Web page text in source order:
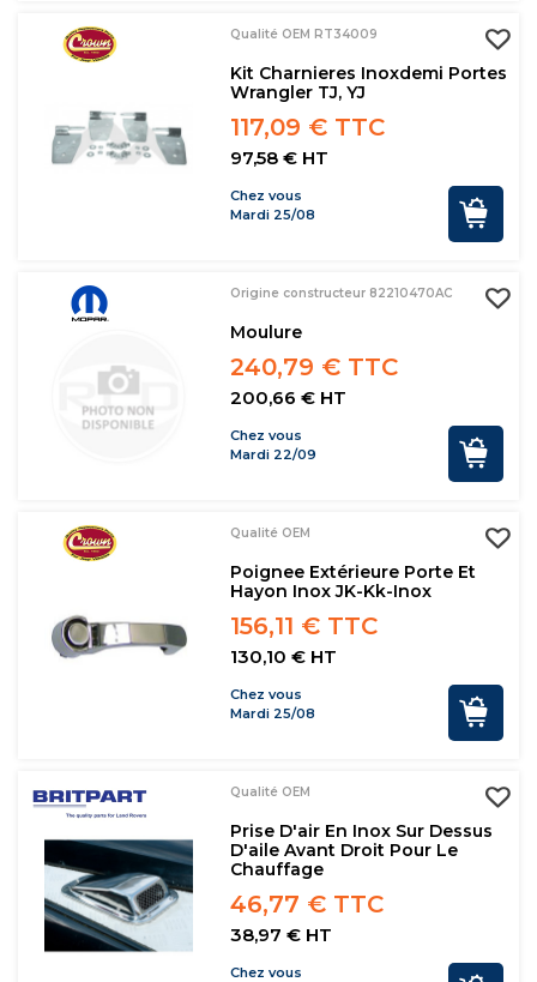
Qualité OEM RT34009
Kit Charnieres Inoxdemi Portes
Wrangler TJ, YJ
117,09 € TTC
97,58 € HT
Chez vous
Mardi 25/08
Origine constructeur 82210470AC
Moulure
240,79 € TTC
200,66 € HT
Chez vous
Mardi 22/09
Qualité OEM
Poignee Extérieure Porte Et
Hayon Inox JK-Kk-Inox
156,11 € TTC
130,10 € HT
Chez vous
Mardi 25/08
Qualité OEM
Prise D'air En Inox Sur Dessus
D'aile Avant Droit Pour Le
Chauffage
46,77 € TTC
38,97 € HT
Chez vous